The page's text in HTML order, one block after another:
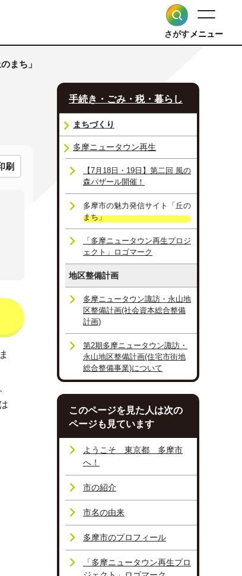
さがすメニュー
まち」
刷
手続き・ごみ・税・暮らし
まちづくり
多摩ニュータウン再生
【7月18日・19日】第二回 風の
森バザール開催！
多摩市の魅力発信サイト「丘の
まち」
「多摩ニュータウン再生プロジ
ェクト」ロゴマーク
地区整備計画
多摩ニュータウン諏訪・永山地
区整備計画(社会資本総合整備
計画)
第2期多摩ニュータウン諏訪・
永山地区整備計画(住宅市街地
総合整備事業)について
このページを見た人は次の
ページも見ています
ようこそ 東京都 多摩市
へ！
市の紹介
市名の由来
多摩市のプロフィール
「多摩ニュータウン再生プロ